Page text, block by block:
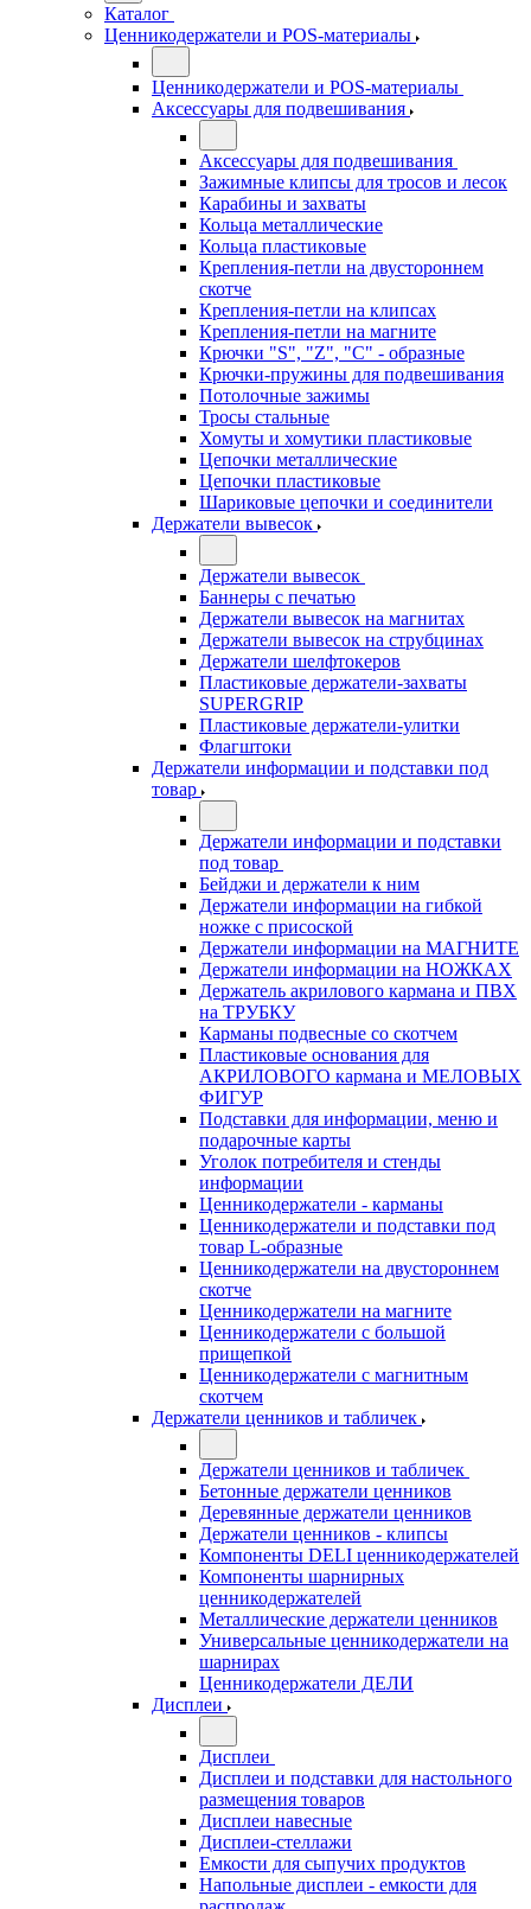
Каталог
Ценникодержатели и POS-материалы
Ценникодержатели и POS-материалы
Аксессуары для подвешивания
Аксессуары для подвешивания
Зажимные клипсы для тросов и лесок
Карабины и захваты
Кольца металлические
Кольца пластиковые
Крепления-петли на двустороннем
скотче
Крепления-петли на клипсах
Крепления-петли на магните
Крючки "S", "Z", "C" - образные
Крючки-пружины для подвешивания
Потолочные зажимы
Тросы стальные
Хомуты и хомутики пластиковые
Цепочки металлические
Цепочки пластиковые
Шариковые цепочки и соединители
Держатели вывесок
Держатели вывесок
Баннеры с печатью
Держатели вывесок на магнитах
Держатели вывесок на струбцинах
Держатели шелфтокеров
Пластиковые держатели-захваты
SUPERGRIP
Пластиковые держатели-улитки
Флагштоки
Держатели информации и подставки под
товар
Держатели информации и подставки
под товар
Бейджи и держатели к ним
Держатели информации на гибкой
ножке с присоской
Держатели информации на МАГНИТЕ
Держатели информации на НОЖКАХ
Держатель акрилового кармана и ПВХ
на ТРУБКУ
Карманы подвесные со скотчем
Пластиковые основания для
АКРИЛОВОГО кармана и МЕЛОВЫХ
ФИГУР
Подставки для информации, меню и
подарочные карты
Уголок потребителя и стенды
информации
Ценникодержатели - карманы
Ценникодержатели и подставки под
товар L-образные
Ценникодержатели на двустороннем
скотче
Ценникодержатели на магните
Ценникодержатели с большой
прищепкой
Ценникодержатели с магнитным
скотчем
Держатели ценников и табличек
Держатели ценников и табличек
Бетонные держатели ценников
Деревянные держатели ценников
Держатели ценников - клипсы
Компоненты DELI ценникодержателей
Компоненты шарнирных
ценникодержателей
Металлические держатели ценников
Универсальные ценникодержатели на
шарнирах
Ценникодержатели ДЕЛИ
Дисплеи
Дисплеи
Дисплеи и подставки для настольного
размещения товаров
Дисплеи навесные
Дисплеи-стеллажи
Емкости для сыпучих продуктов
Напольные дисплеи - емкости для